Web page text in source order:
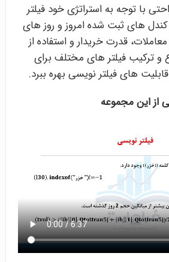
با توجه به استراتژی خود فیلتر
های ثبت شده امروز و روز های
قدرت خریدار و استفاده از
و ترکیب فیلتر های مختلف برای
های فیلتر نویسی بهره ببرد.
این مجموعه